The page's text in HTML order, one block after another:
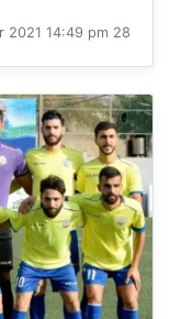
28 December 2021 14:49 pm